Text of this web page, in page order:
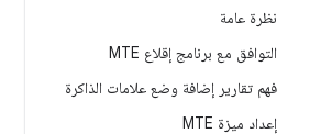
نظرة عامة
التوافق مع برنامج إقلاع MTE
فهم تقارير إضافة وضع علامات الذاكرة
إعداد ميزة MTE